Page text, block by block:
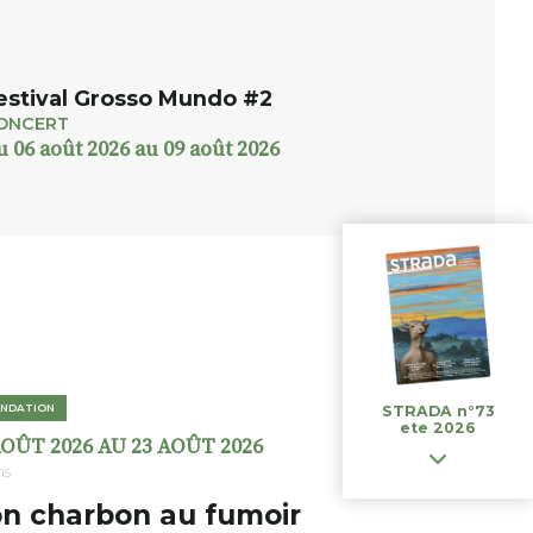
Grosso Mundo #2
06 août 2026 au 09 août 2026
2026 AU 23 AOÛT 2026
charbon au fumoir
STRADA n°73
ete 2026